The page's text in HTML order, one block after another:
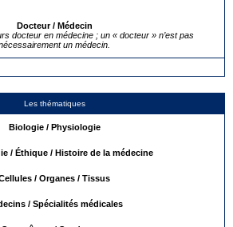
Docteur / Médecin
docteur en médecine ; un « docteur » n’est pas
un médecin.
Les thématiques
Biologie / Physiologie
/ Éthique / Histoire de la médecine
/ Organes / Tissus
/ Spécialités médicales